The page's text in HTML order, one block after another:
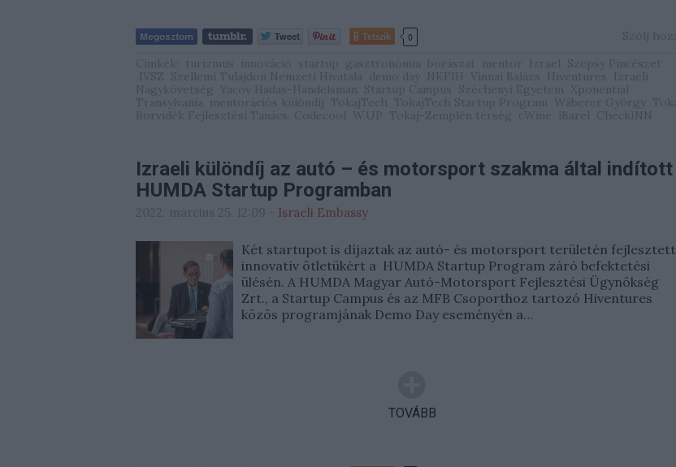
Tetszik 0
Izraeli különdíj az autó – és motorsport szakma által indított
HUMDA Startup Programban
Israeli Embassy
Két startupot is díjaztak az autó- és motorsport területén fejlesztett
innovatív ötletükért a HUMDA Startup Program záró befektetési
ülésén. A HUMDA Magyar Autó-Motorsport Fejlesztési Ügynökség
Zrt., a Startup Campus és az MFB Csoporthoz tartozó Hiventures
közös programjának Demo Day eseményén a…
TOVÁBB